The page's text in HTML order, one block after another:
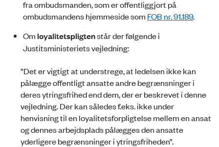
fra ombudsmanden, som er offentliggjort på
ombudsmandens hjemmeside som FOB nr. 91.189.
Om loyalitetspligtenstår der følgende i
Justitsministeriets vejledning:
”Det er vigtigt at understrege, at ledelsen ikke kan
pålægge offentligt ansatte andre begrænsninger i
deres ytringsfrihed end dem, der er beskrevet i denne
vejledning. Der kan således f.eks. ikke under
henvisning til en loyalitetsforpligtelse mellem en ansat
og dennes arbejdsplads pålægges den ansatte
yderligere begrænsninger i ytringsfriheden”.